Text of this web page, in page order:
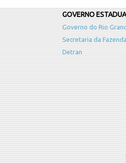
GOVERNO
Governo do Rio
Secretaria da Fazenda
Detran